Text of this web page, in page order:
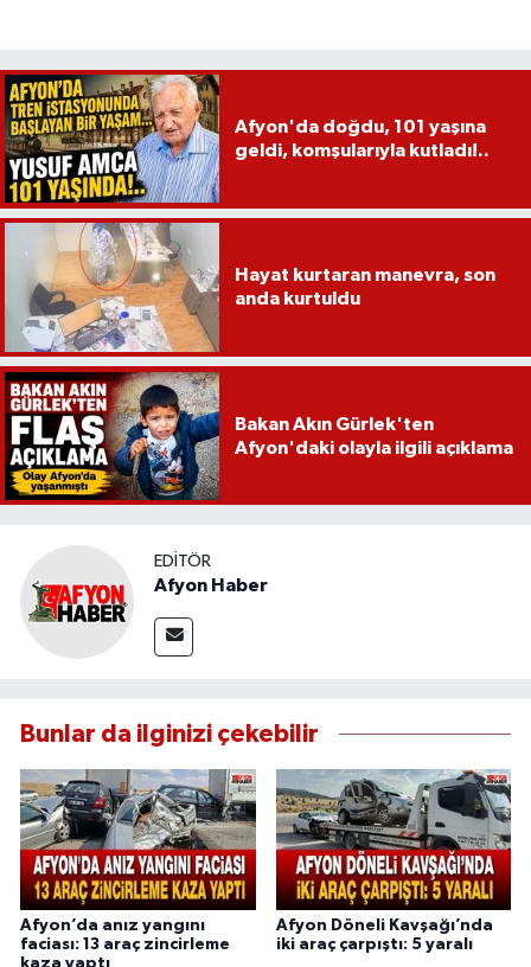
Afyon'da doğdu, 101 yaşına
geldi, komşularıyla kutladı!..
Hayat kurtaran manevra, son
anda kurtuldu
Bakan Akın Gürlek'ten
Afyon'daki olayla ilgili açıklama
EDITÖR
Afyon Haber
Bunlar da ilginizi çekebilir
Afyon’da anız yangını
faciası: 13 araç zincirleme
kaza yaptı
Afyon Döneli Kavşağı’nda
iki araç çarpıştı: 5 yaralı